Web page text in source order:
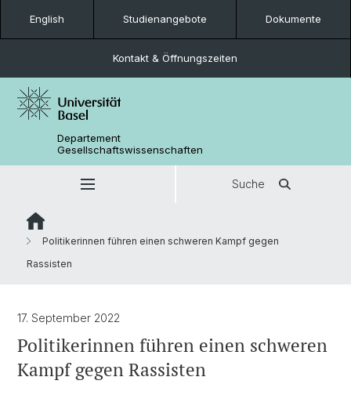
English Studienangebote Dokumente
Kontakt & Öffnungszeiten
Departement
Gesellschaftswissenschaften
Suche
Politikerinnen führen einen schweren Kampf gegen
Rassisten
17. September 2022
Politikerinnen führen einen schweren
Kampf gegen Rassisten